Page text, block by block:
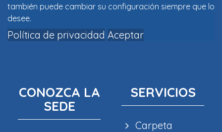
también puede cambiar su configuración siempre que lo
desee.
Política de privacidad Aceptar
CONOZCA LA
SEDE
SERVICIOS
Carpeta